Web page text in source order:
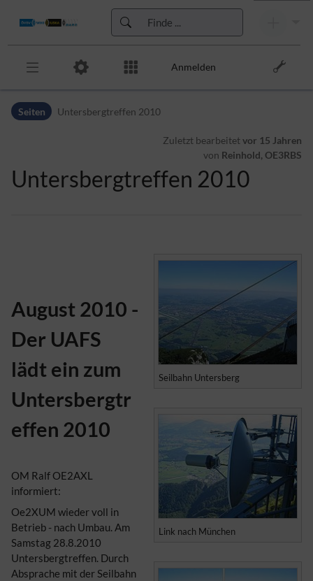
Zur Hauptnavigation
Anmelden
Seiten Untersbergtreffen 2010
Zuletzt bearbeitetvor 15 Jahren
von Reinhold, OE3RBS
Untersbergtreffen 2010
Seilbahn Untersberg
Link nach München
August 2010 -
Der UAFS
lädt ein zum
Untersbergtr
effen 2010
OM Ralf OE2AXL
informiert:
Oe2XUM wieder voll in
Betrieb - nach Umbau. Am
Samstag 28.8.2010
Untersbergtreffen. Durch
Absprache mit der Seilbahn